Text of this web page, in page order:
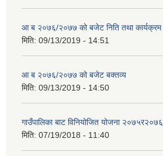
आ ब २०७६/२०७७ को बजेट निति तथा कार्यक्रम
मिति: 09/13/2019 - 14:51
आ ब २०७६/२०७७ को बजेट बक्तव्य
मिति: 09/13/2019 - 14:50
गाउँपालिका बाट विनियोजित योजना २०७५र२०७६
मिति: 07/19/2018 - 11:40